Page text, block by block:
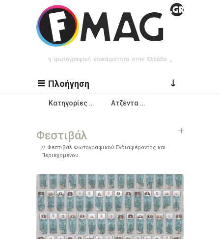
Παράκαμψη προς το κυρίως περιεχόμενο
Πλοήγηση ↓
Κατηγορίες … Ατζέντα …
Φεστιβάλ
Φεστιβάλ Φωτογραφικού Ενδιαφέροντος και
Περιεχομένου
Σελίδες